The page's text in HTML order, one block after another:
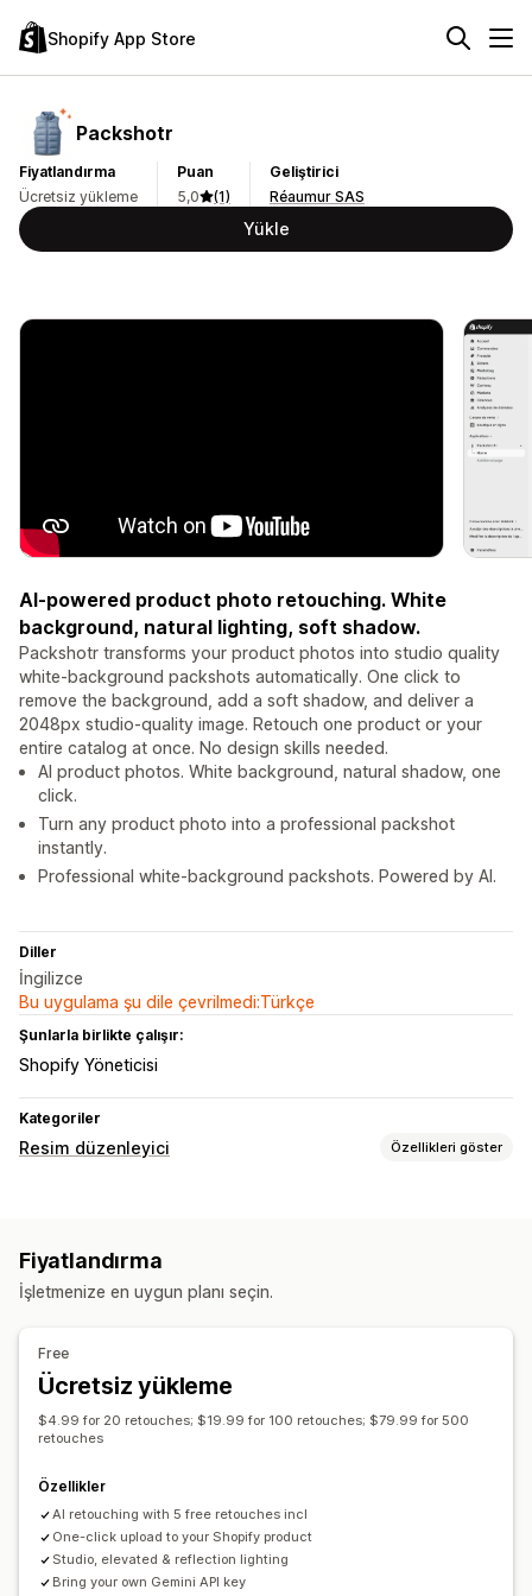
Shopify App Store
Packshotr
Fiyatlandırma
Ücretsiz yükleme
Puan
5,0
(1)
Geliştirici
Réaumur SAS
Yükle
AI-powered product photo retouching. White
background, natural lighting, soft shadow.
Packshotr transforms your product photos into studio quality
white-background packshots automatically. One click to
remove the background, add a soft shadow, and deliver a
2048px studio-quality image. Retouch one product or your
entire catalog at once. No design skills needed.
AI product photos. White background, natural shadow, one
click.
Turn any product photo into a professional packshot
instantly.
Professional white-background packshots. Powered by AI.
Diller
İngilizce
Bu uygulama şu dile çevrilmedi:Türkçe
Şunlarla birlikte çalışır:
Shopify Yöneticisi
Kategoriler
Resim düzenleyici Özellikleri göster
Yapay zeka üretimi
Yapay zekayla doldurma
Kırpma
Fiyatlandırma
İşletmenize en uygun planı seçin.
Free
Ücretsiz yükleme
$4.99 for 20 retouches; $19.99 for 100 retouches; $79.99 for 500
retouches
Özellikler
AI retouching with 5 free retouches incl
One-click upload to your Shopify product
Studio, elevated & reflection lighting
Bring your own Gemini API key